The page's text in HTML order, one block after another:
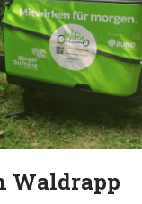
Waldrapp